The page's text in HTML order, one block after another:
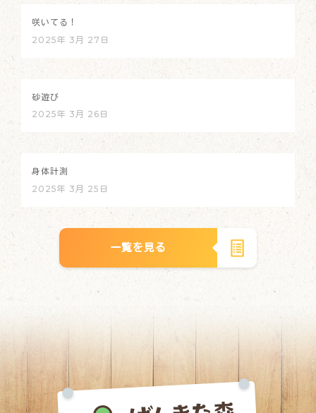
咲いてる！
2025年 3月 27日
砂遊び
2025年 3月 26日
身体計測
2025年 3月 25日
一覧を見る